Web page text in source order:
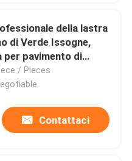
della lastra
di Verde Issogne,
per pavimento di
/ Pieces
Contattaci